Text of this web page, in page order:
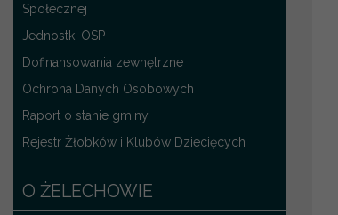
Społecznej
Jednostki OSP
Dofinansowania zewnętrzne
Ochrona Danych Osobowych
Raport o stanie gminy
Rejestr Żłobków i Klubów Dziecięcych
O ŻELECHOWIE